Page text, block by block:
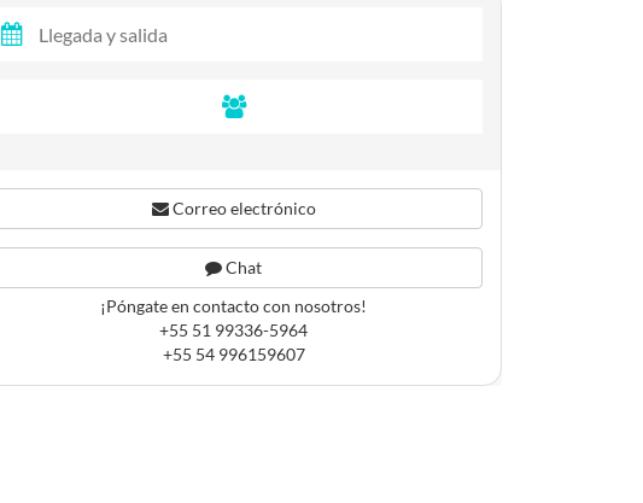
Correo electrónico
Chat
¡Póngate en contacto con nosotros!
+55 51 99336-5964
+55 54 996159607